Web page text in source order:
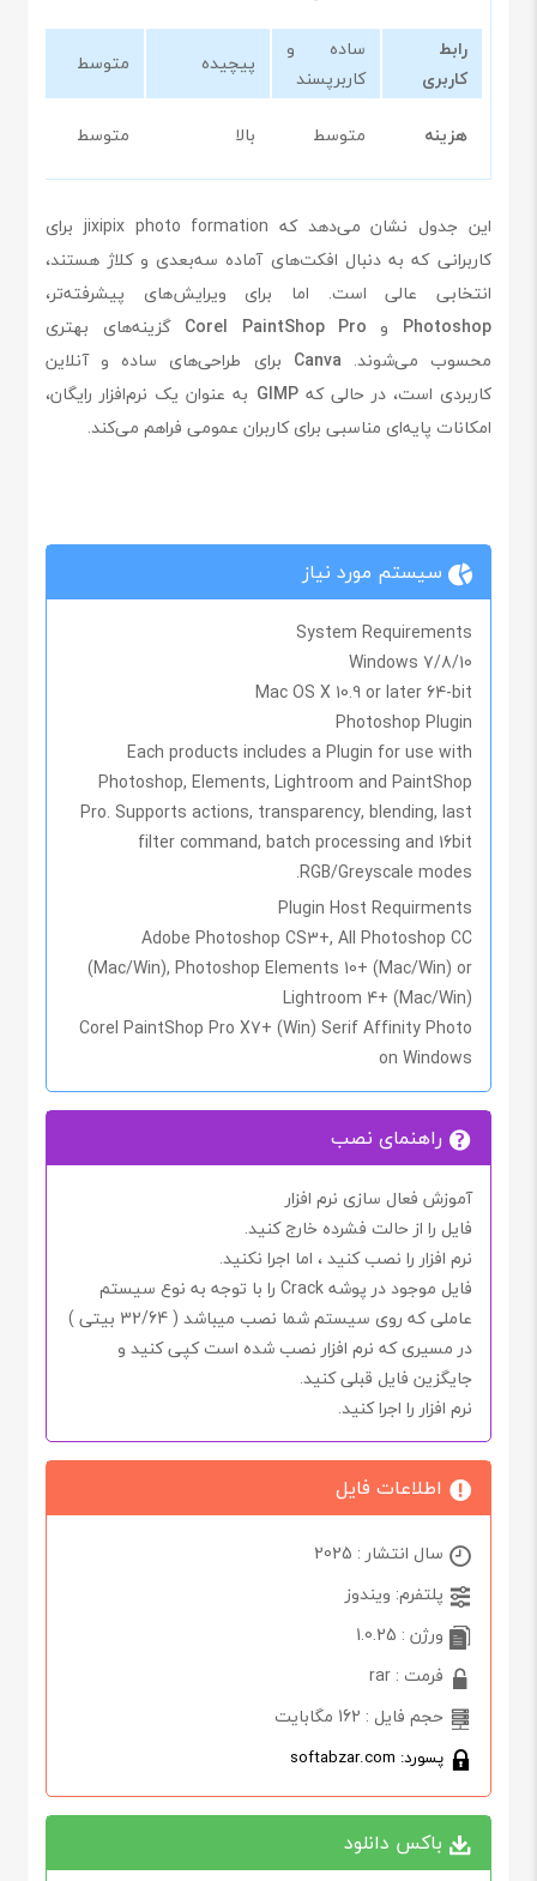
رابط
کاربری
ساده و
کاربرپسند
پیچیده متوسط
هزینه
متوسط بالا متوسط
این جدول نشان می‌دهد که jixipix photo formation برای
کاربرانی که به دنبال افکت‌های آماده سه‌بعدی و کلاژ هستند،
انتخابی عالی است. اما برای ویرایش‌های پیشرفته‌تر،
Photoshop و Corel PaintShop Pro گزینه‌های بهتری
محسوب می‌شوند.Canva برای طراحی‌های ساده و آنلاین
کاربردی است، در حالی کهGIMP به عنوان یک نرم‌افزار رایگان،
امکانات پایه‌ای مناسبی برای کاربران عمومی فراهم می‌کند.
سیستم مورد نیاز
System Requirements
Windows 7/8/10
Mac OS X 10.9 or later 64-bit
Photoshop Plugin
Each products includes a Plugin for use with
Photoshop, Elements, Lightroom and PaintShop
Pro. Supports actions, transparency, blending, last
filter command, batch processing and 16bit
RGB/Greyscale modes.
Plugin Host Requirments
Adobe Photoshop CS3+, All Photoshop CC
(Mac/Win), Photoshop Elements 10+ (Mac/Win) or
Lightroom 4+ (Mac/Win)
Corel PaintShop Pro X7+ (Win) Serif Affinity Photo
on Windows
راهنمای نصب
آموزش فعال سازی نرم افزار
فایل را از حالت فشرده خارج کنید.
نرم افزار را نصب کنید ، اما اجرا نکنید.
فایل موجود در پوشهCrack را با توجه به نوع سیستم
عاملی که روی سیستم شما نصب میباشد (32/64 بیتی
)
در مسیری که نرم افزار نصب شده است کپی کنید و
جایگزین فایل قبلی کنید.
نرم افزار را اجرا کنید.
اطلاعات فایل
سال انتشار : 2025
پلتفرم: ویندوز
ورژن : 1.0.25
فرمت : rar
حجم فایل : 162 مگابایت
پسورد: softabzar.com
باکس دانلود